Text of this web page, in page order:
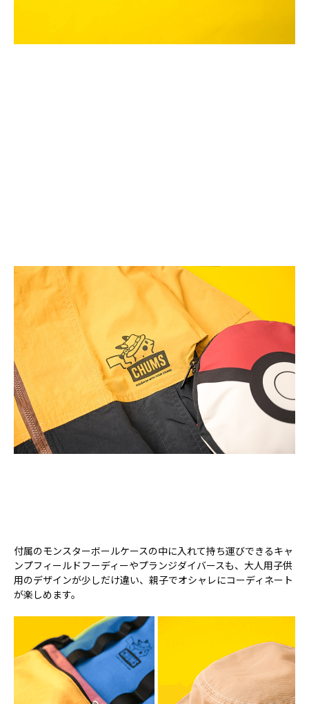
付属のモンスターボールケースの中に入れて持ち運びできるキャ
ンプフィールドフーディーやプランジダイバースも、大人用子供
用のデザインが少しだけ違い、親子でオシャレにコーディネート
が楽しめます。